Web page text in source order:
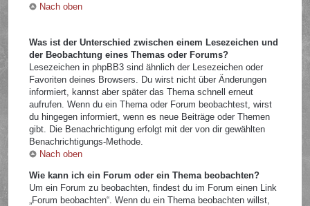
Nach oben
Was ist der Unterschied zwischen einem Lesezeichen und
der Beobachtung eines Themas oder Forums?
Lesezeichen in phpBB3 sind ähnlich der Lesezeichen oder
Favoriten deines Browsers. Du wirst nicht über Änderungen
informiert, kannst aber später das Thema schnell erneut
aufrufen. Wenn du ein Thema oder Forum beobachtest, wirst
du hingegen informiert, wenn es neue Beiträge oder Themen
gibt. Die Benachrichtigung erfolgt mit der von dir gewählten
Benachrichtigungs-Methode.
Nach oben
Wie kann ich ein Forum oder ein Thema beobachten?
Um ein Forum zu beobachten, findest du im Forum einen Link
„Forum beobachten“. Wenn du ein Thema beobachten willst,